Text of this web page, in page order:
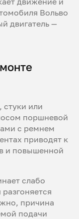
Вольво
двигатель —
или
поршневой
с ремнем
приводят к
и повышенной
слабо
разгоняется
причина
подачи